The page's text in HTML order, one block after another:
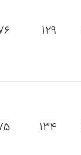
129
134